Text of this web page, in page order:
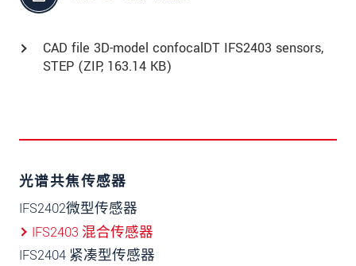
CAD file 3D-model confocalDT IFS2403 sensors,
STEP (ZIP, 163.14 KB)
光谱共焦传感器
IFS2402微型传感器
IFS2403 混合传感器
IFS2404 紧凑型传感器